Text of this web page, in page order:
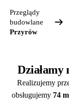
Przeglądy
budowlane
Przyrów
Działamy
Realizujemy
obsługujemy 74